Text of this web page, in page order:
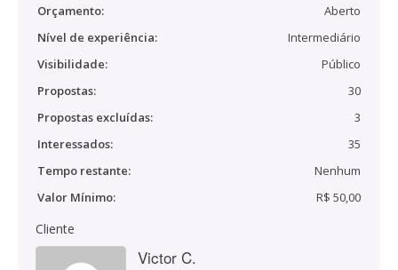
Orçamento:
Aberto
Nível de experiência:
Intermediário
Visibilidade:
Público
Propostas:
30
Propostas excluídas:
3
Interessados:
35
Tempo restante:
Nenhum
Valor Mínimo:
R$ 50,00
Cliente
Victor C.